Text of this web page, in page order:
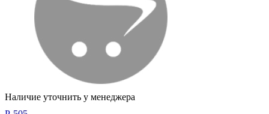
Наличие уточнить у менеджера